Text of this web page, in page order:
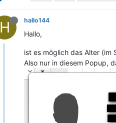
H hallo144
Hallo,
ist es möglich das Alter (im
Also nur in diesem Popup,